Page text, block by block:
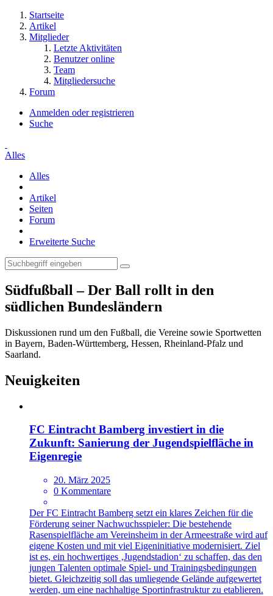
Startseite
Artikel
Mitglieder
Letzte Aktivitäten
Benutzer online
Team
Mitgliedersuche
Forum
Anmelden oder registrieren
Suche
Alles
Alles
Artikel
Seiten
Forum
Erweiterte Suche
Südfußball – Der Ball rollt in den
südlichen Bundesländern
Diskussionen rund um den Fußball, die Vereine sowie Sportwetten
in Bayern, Baden-Württemberg, Hessen, Rheinland-Pfalz und
Saarland.
Neuigkeiten
FC Eintracht Bamberg investiert in die
Zukunft: Sanierung der Jugendspielfläche in
Eigenregie
20. März 2025
0 Kommentare
Der FC Eintracht Bamberg setzt ein klares Zeichen für die
Förderung seiner Nachwuchsspieler: Die bestehende
Rasenspielfläche am Vereinsheim in der Armeestraße wird auf
eigene Kosten und mit viel Eigeninitiative modernisiert. Ziel
ist es, ein hochwertiges ‚Jugendstadion‘ zu schaffen, das den
jungen Talenten optimale Spiel- und Trainingsbedingungen
bietet. Gleichzeitig soll das umliegende Gelände aufgewertet
werden, um eine nachhaltige Sportinfrastruktur zu etablieren.